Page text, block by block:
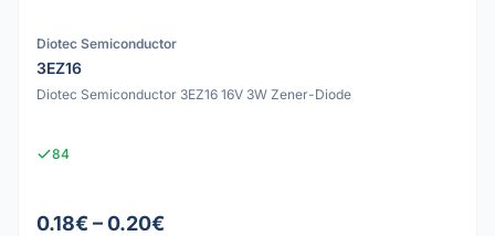
Diotec Semiconductor
3EZ16
Diotec Semiconductor 3EZ16 16V 3W Zener-Diode
84
0.18€ – 0.20€